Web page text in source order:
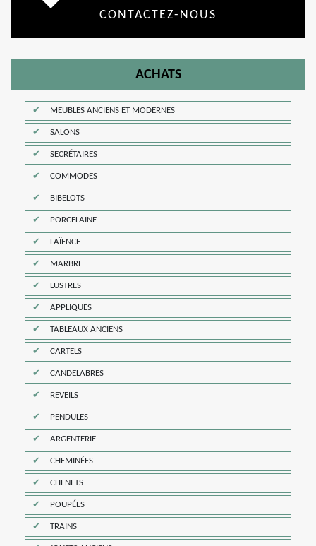
CONTACTEZ-NOUS
ACHATS
MEUBLES ANCIENS ET MODERNES
SALONS
SECRÉTAIRES
COMMODES
BIBELOTS
PORCELAINE
FAÏENCE
MARBRE
LUSTRES
APPLIQUES
TABLEAUX ANCIENS
CARTELS
CANDELABRES
REVEILS
PENDULES
ARGENTERIE
CHEMINÉES
CHENETS
POUPÉES
TRAINS